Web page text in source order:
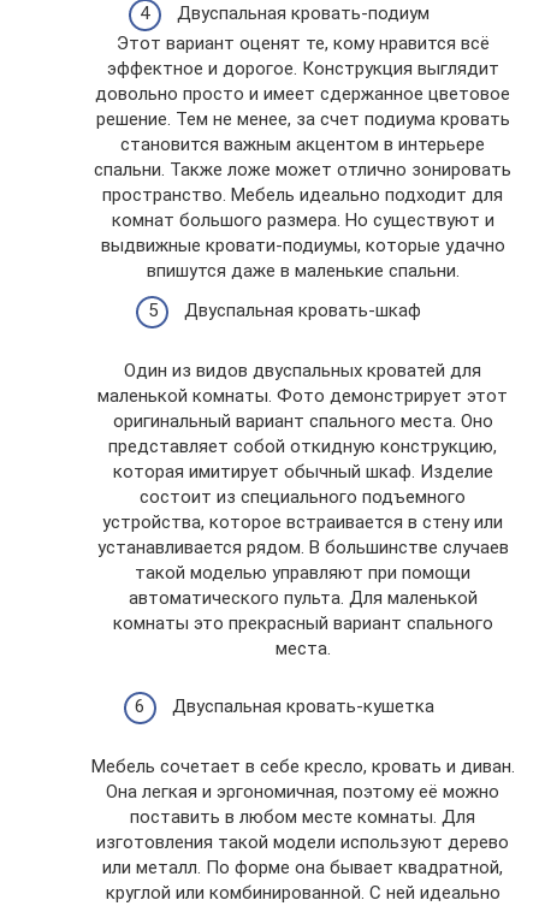
Двуспальная кровать-подиум
Этот вариант оценят те, кому нравится всё
эффектное и дорогое. Конструкция выглядит
довольно просто и имеет сдержанное цветовое
решение. Тем не менее, за счет подиума кровать
становится важным акцентом в интерьере
спальни. Также ложе может отлично зонировать
пространство. Мебель идеально подходит для
комнат большого размера. Но существуют и
выдвижные кровати-подиумы, которые удачно
впишутся даже в маленькие спальни.
Двуспальная кровать-шкаф
Один из видов двуспальных кроватей для
маленькой комнаты. Фото демонстрирует этот
оригинальный вариант спального места. Оно
представляет собой откидную конструкцию,
которая имитирует обычный шкаф. Изделие
состоит из специального подъемного
устройства, которое встраивается в стену или
устанавливается рядом. В большинстве случаев
такой моделью управляют при помощи
автоматического пульта. Для маленькой
комнаты это прекрасный вариант спального
места.
Двуспальная кровать-кушетка
Мебель сочетает в себе кресло, кровать и диван.
Она легкая и эргономичная, поэтому её можно
поставить в любом месте комнаты. Для
изготовления такой модели используют дерево
или металл. По форме она бывает квадратной,
круглой или комбинированной. С ней идеально